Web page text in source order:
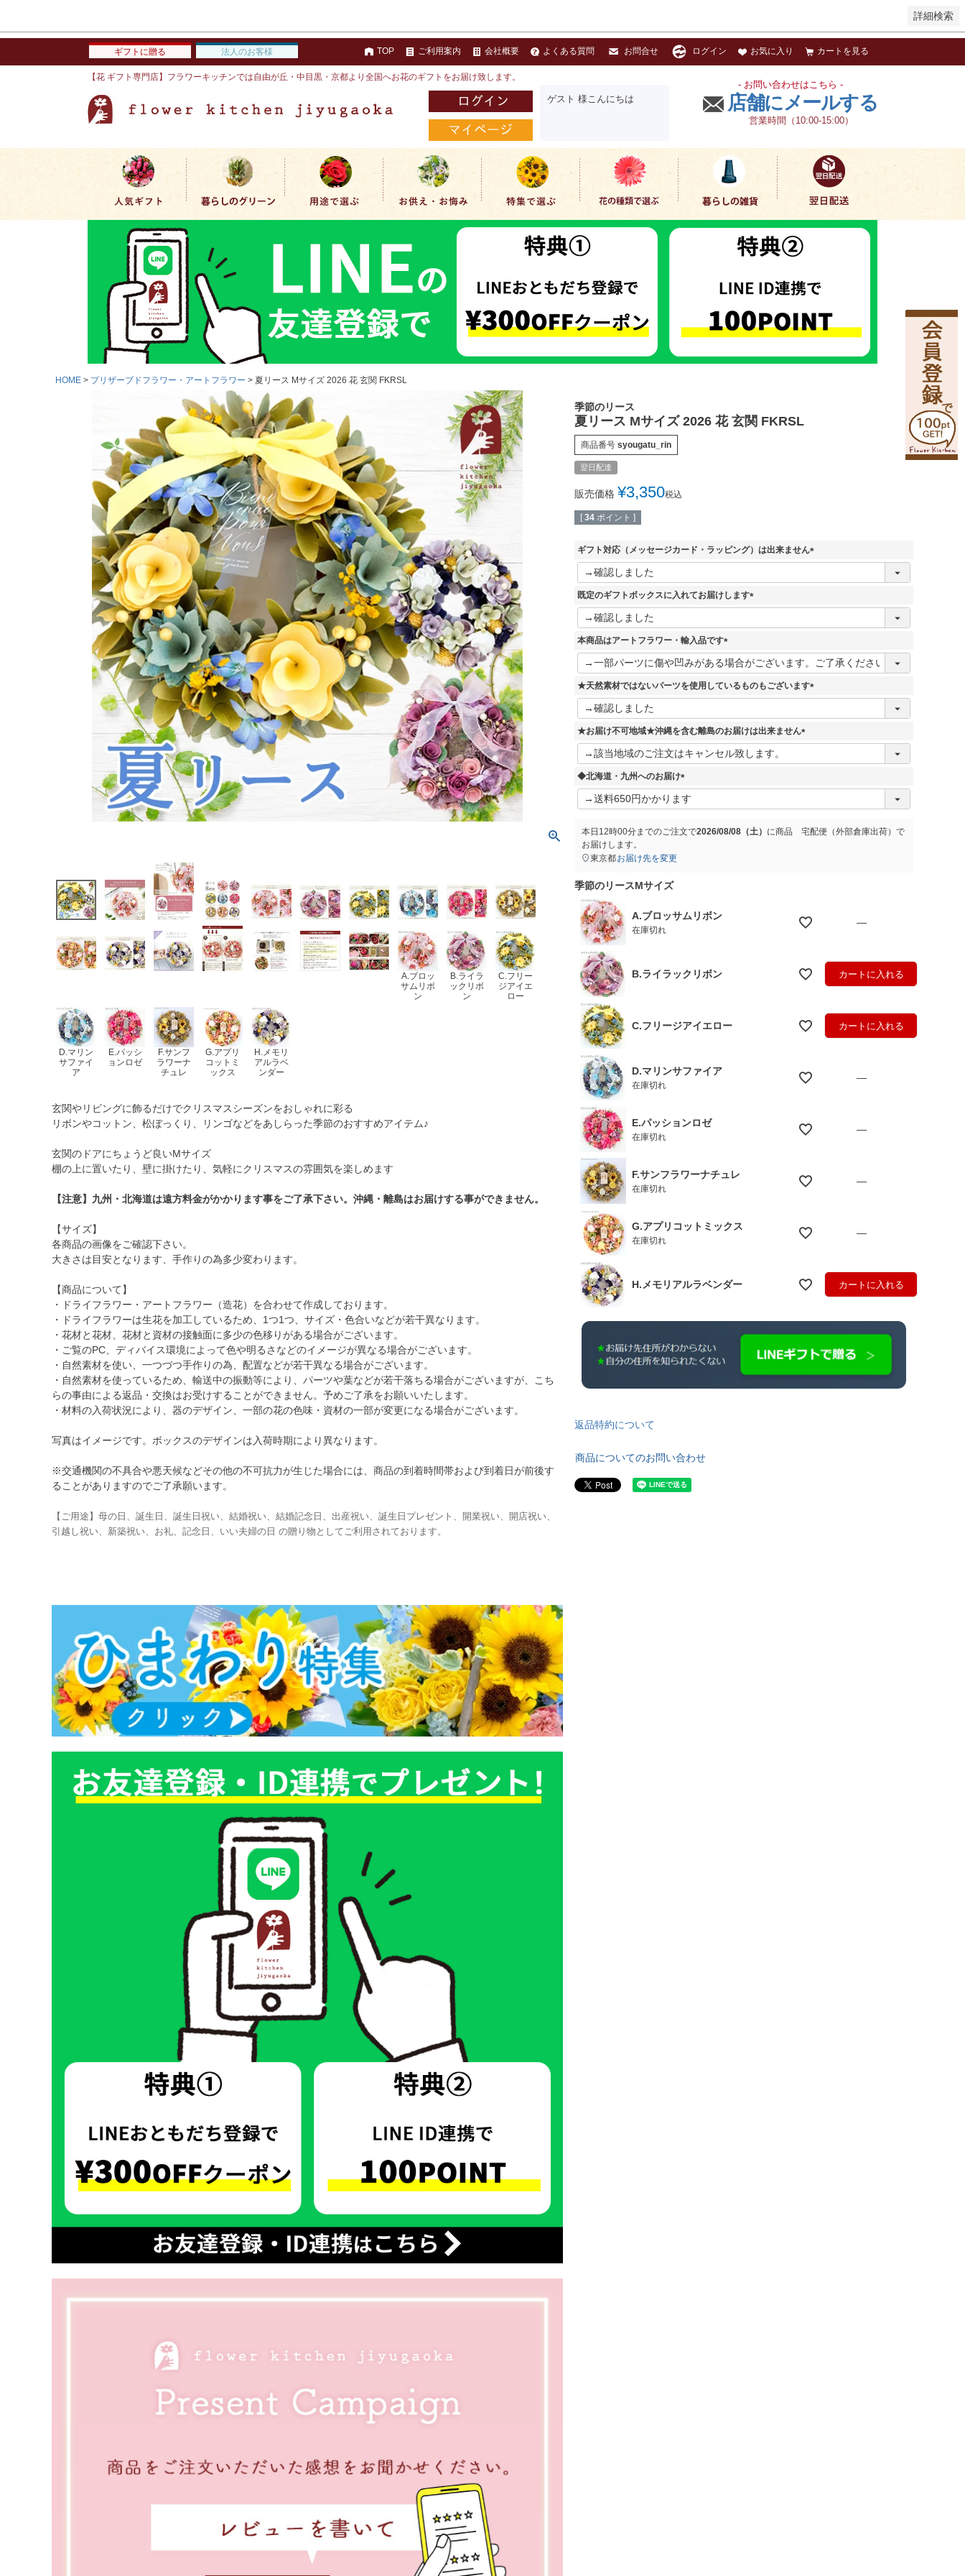
詳細検索
ギフトに贈る 法人のお客様 TOP ご利用案内 会社概要 よくある質問 お問合せ ログイン お気に入り カートを見る
【花 ギフト専門店】フラワーキッチンでは自由が丘・中目黒・京都より全国へお花のギフトをお届け致します。
ゲスト 様こんにちは
- お問い合わせはこちら -
店舗にメールする
営業時間（10:00-15:00）
HOME プリザーブドフラワー・アートフラワー 夏リース Mサイズ 2026 花 玄関 FKRSL
A.ブロッ
サムリボ
ン
B.ライラ
ックリボ
ン
C.フリー
ジアイエ
ロー
D.マリン
サファイ
ア
E.パッシ
ョンロゼ
F.サンフ
ラワーナ
チュレ
G.アプリ
コットミ
ックス
H.メモリ
アルラベ
ンダー
玄関やリビングに飾るだけでクリスマスシーズンをおしゃれに彩る
リボンやコットン、松ぼっくり、リンゴなどをあしらった季節のおすすめアイテム♪
玄関のドアにちょうど良いMサイズ
棚の上に置いたり、壁に掛けたり、気軽にクリスマスの雰囲気を楽しめます
【注意】九州・北海道は遠方料金がかかります事をご了承下さい。沖縄・離島はお届けする事ができません。
【サイズ】
各商品の画像をご確認下さい。
大きさは目安となります、手作りの為多少変わります。
【商品について】
・ドライフラワー・アートフラワー（造花）を合わせて作成しております。
・ドライフラワーは生花を加工しているため、1つ1つ、サイズ・色合いなどが若干異なります。
・花材と花材、花材と資材の接触面に多少の色移りがある場合がございます。
・ご覧のPC、ディバイス環境によって色や明るさなどのイメージが異なる場合がございます。
・自然素材を使い、一つづつ手作りの為、配置などが若干異なる場合がございます。
・自然素材を使っているため、輸送中の振動等により、パーツや葉などが若干落ちる場合がございますが、こち
らの事由による返品・交換はお受けすることができません。予めご了承をお願いいたします。
・材料の入荷状況により、器のデザイン、一部の花の色味・資材の一部が変更になる場合がございます。
写真はイメージです。ボックスのデザインは入荷時期により異なります。
※交通機関の不具合や悪天候などその他の不可抗力が生じた場合には、商品の到着時間帯および到着日が前後す
ることがありますのでご了承願います。
【ご用途】母の日、誕生日、誕生日祝い、結婚祝い、結婚記念日、出産祝い、誕生日プレゼント、開業祝い、開店祝い、
引越し祝い、新築祝い、お礼、記念日、いい夫婦の日 の贈り物としてご利用されております。
季節のリース
夏リース Mサイズ 2026 花 玄関 FKRSL
商品番号 syougatu_rin
翌日配達
販売価格 ¥3,350税込
[ 34 ポイント ]
ギフト対応（メッセージカード・ラッピング）は出来ません
(
既定のギフトボックスに入れてお届けします
(
本商品はアートフラワー・輸入品です
(
必
須
★天然素材ではないパーツを使用しているものもございます
(
★お届け不可地域★沖縄を含む離島のお届けは出来ません
(
◆北海道・九州へのお届け
(
必
)
本日 12時00分までのご注文で2026/08/08（土） に商品 宅配便（外部倉庫出荷） で
お届けします。
東京都お届け先を変更
季節のリースMサイズ
A.ブロッサムリボン
在庫切れ
—
B.ライラックリボン カートに入れる
C.フリージアイエロー カートに入れる
D.マリンサファイア
在庫切れ
—
E.パッションロゼ
在庫切れ
—
F.サンフラワーナチュレ
在庫切れ
—
G.アプリコットミックス
在庫切れ
—
H.メモリアルラベンダー カートに入れる
返品特約について
商品についてのお問い合わせ